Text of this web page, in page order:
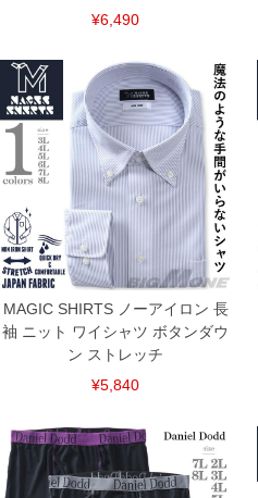
連絡させて頂きますので予めご了承ください。
ITEM INTRODUCTION
¥6,490
MAGIC SHIRTS ノーアイロン 長
袖 ニット ワイシャツ ボタンダウ
ン ストレッチ
¥5,840